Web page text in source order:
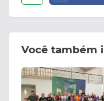
Você também